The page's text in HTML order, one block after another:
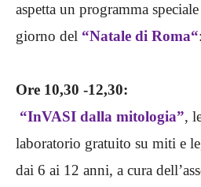
aspetta un programma
giorno del “Natale di Roma“:
Ore 10,30 -12,30:
“InVASI dalla mitologia”,
laboratorio gratuito su miti e
dai 6 ai 12 anni, a cura